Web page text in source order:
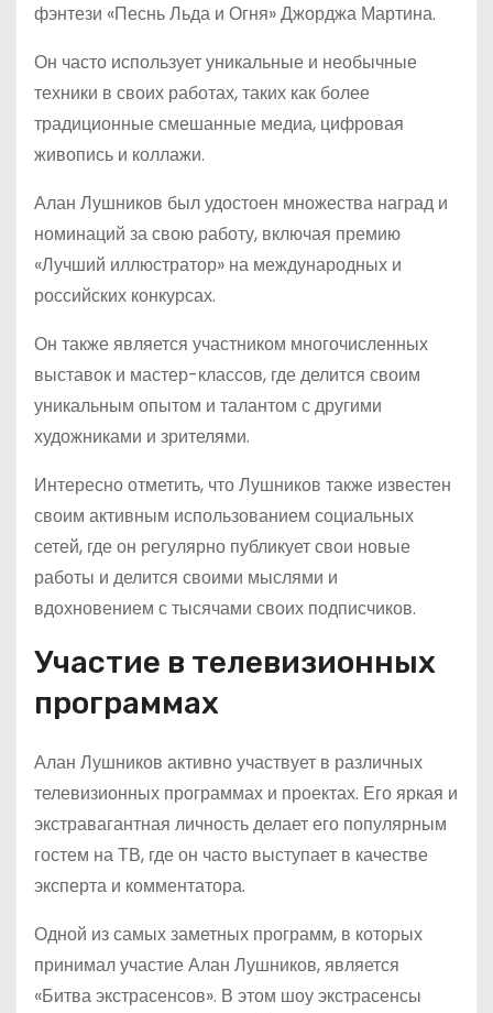
фэнтези «Песнь Льда и Огня» Джорджа Мартина.
Он часто использует уникальные и необычные
техники в своих работах, таких как более
традиционные смешанные медиа, цифровая
живопись и коллажи.
Алан Лушников был удостоен множества наград и
номинаций за свою работу, включая премию
«Лучший иллюстратор» на международных и
российских конкурсах.
Он также является участником многочисленных
выставок и мастер-классов, где делится своим
уникальным опытом и талантом с другими
художниками и зрителями.
Интересно отметить, что Лушников также известен
своим активным использованием социальных
сетей, где он регулярно публикует свои новые
работы и делится своими мыслями и
вдохновением с тысячами своих подписчиков.
Участие в телевизионных
программах
Алан Лушников активно участвует в различных
телевизионных программах и проектах. Его яркая и
экстравагантная личность делает его популярным
гостем на ТВ, где он часто выступает в качестве
эксперта и комментатора.
Одной из самых заметных программ, в которых
принимал участие Алан Лушников, является
«Битва экстрасенсов». В этом шоу экстрасенсы